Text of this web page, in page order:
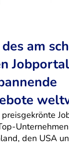
am
den USA